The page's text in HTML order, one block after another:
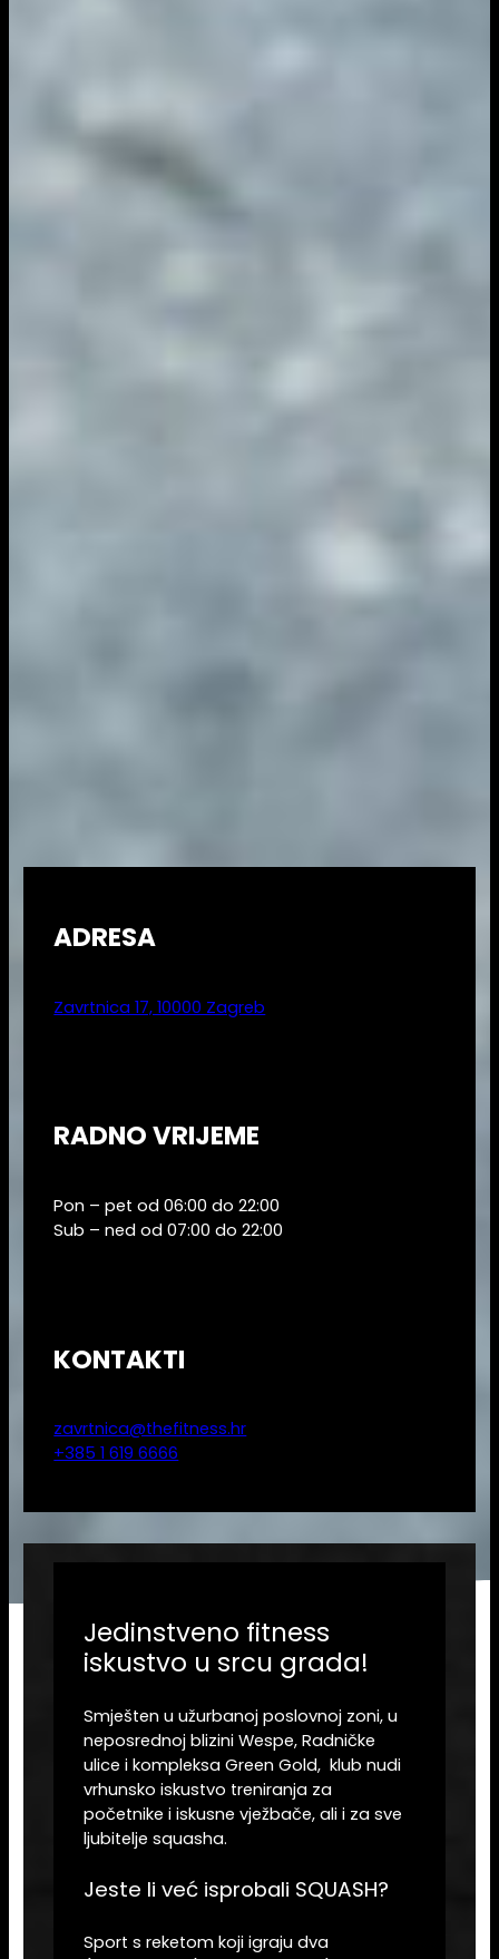
ADRESA
Zavrtnica 17, 10000 Zagreb
RADNO VRIJEME
Pon – pet od 06:00 do 22:00
Sub – ned od 07:00 do 22:00
KONTAKTI
zavrtnica@thefitness.hr
+385 1 619 6666
Jedinstveno fitness
iskustvo u srcu grada!
Smješten u užurbanoj poslovnoj zoni, u
neposrednoj blizini Wespe, Radničke
ulice i kompleksa Green Gold, klub nudi
vrhunsko iskustvo treniranja za
početnike i iskusne vježbače, ali i za sve
ljubitelje squasha.
Jeste li već isprobali SQUASH?
Sport s reketom koji igraju dva